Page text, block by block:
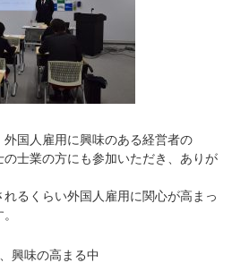
国人雇用に興味のある経営者の
士業の方にも参加いただき、ありが
るくらい外国人雇用に関心が高まっ
興味の高まる中